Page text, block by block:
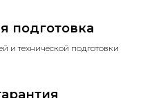
подготовка
и технической подготовки